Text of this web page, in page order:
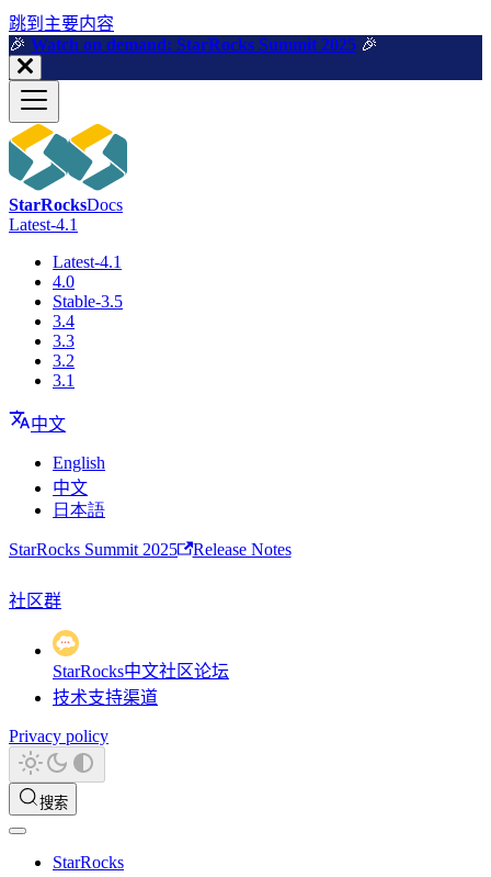
跳到主要内容
🎉️ Watch on demand: StarRocks Summit 2025 🎉️
StarRocksDocs
Latest-4.1
Latest-4.1
4.0
Stable-3.5
3.4
3.3
3.2
3.1
中文
English
中文
日本語
StarRocks Summit 2025 Release Notes
社区群
StarRocks中文社区论坛
技术支持渠道
Privacy policy
搜索
StarRocks